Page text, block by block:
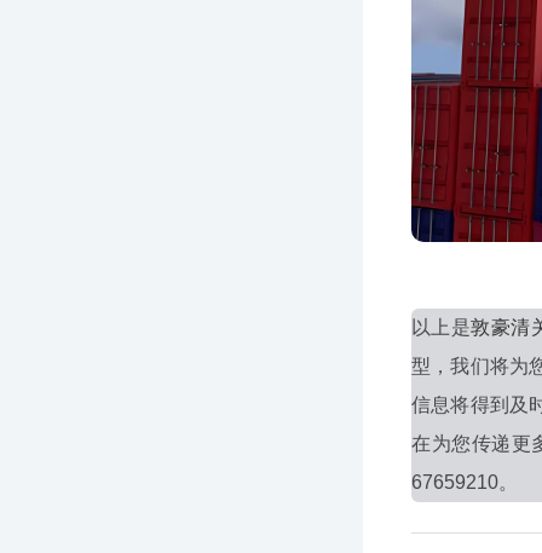
以上是敦豪清
型，我们将为
信息将得到及
在为您传递更
67659210。